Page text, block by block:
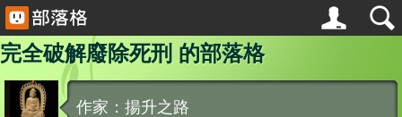
完全破解廢除死刑 的部落格
作家：揚升之路